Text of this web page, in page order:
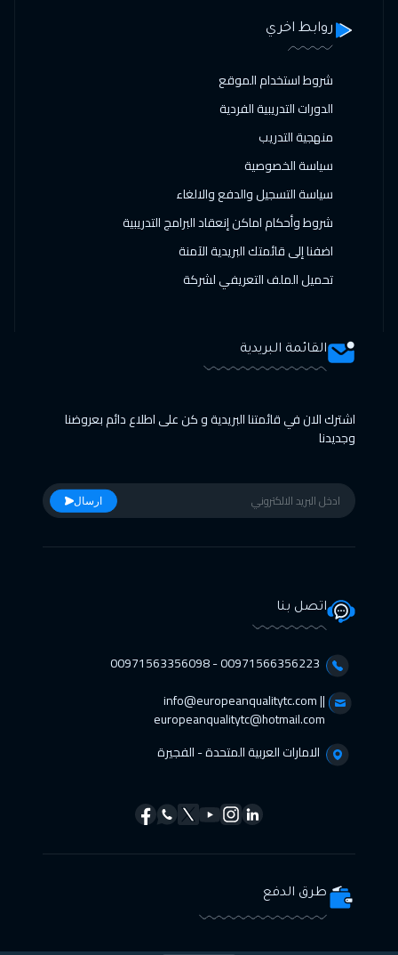
روابط اخري
شروط استخدام الموقع
الدورات التدريبية الفردية
منهجية التدريب
سياسة الخصوصية
سياسة التسجيل والدفع والالغاء
شروط وأحكام اماكن إنعقاد البرامج التدريبية
اضفنا إلى قائمتك البريدية الآمنة
تحميل الملف التعريفي لشركة
القائمة البريدية
اشترك الان في قائمتنا البريدية و كن على اطلاع دائم بعروضنا
وجديدنا
ارسال
اتصل بنا
00971566356223 - 00971563356098⁩
info@europeanqualitytc.com ||
europeanqualitytc@hotmail.com
الامارات العربية المتحدة - الفجيرة
طرق الدفع